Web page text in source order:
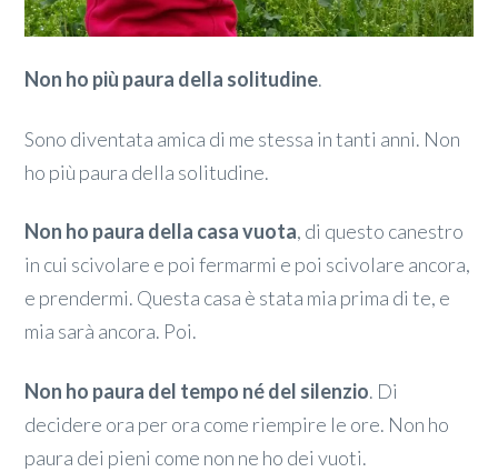
Non ho più paura della solitudine.
Sono diventata amica di me stessa in tanti anni. Non
ho più paura della solitudine.
Non ho paura della casa vuota, di questo canestro
in cui scivolare e poi fermarmi e poi scivolare ancora,
e prendermi. Questa casa è stata mia prima di te, e
mia sarà ancora. Poi.
Non ho paura del tempo né del silenzio. Di
decidere ora per ora come riempire le ore. Non ho
paura dei pieni come non ne ho dei vuoti.